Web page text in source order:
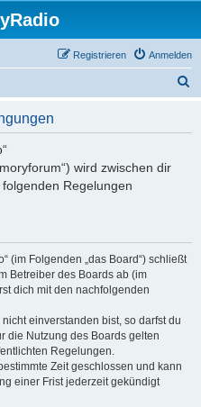
Anmelden
Registrieren
wird zwischen dir
Regelungen
(im Folgenden „das Board“) schließt
Betreiber des Boards ab (im
dich mit den nachfolgenden
einverstanden bist, so darfst du
die Nutzung des Boards gelten
Regelungen.
Zeit geschlossen und kann
einer Frist jederzeit gekündigt